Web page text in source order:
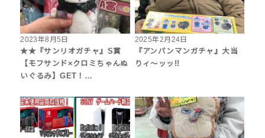
2023年8月5日
★★『サンリオガチャ』S賞
【モフサンド×クロミちゃんぬ
いぐるみ】GET！…
2025年2月24日
『アンパンマンガチャ』大当
りィ～ッッ!!